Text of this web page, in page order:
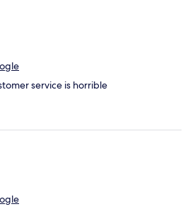
service is horrible